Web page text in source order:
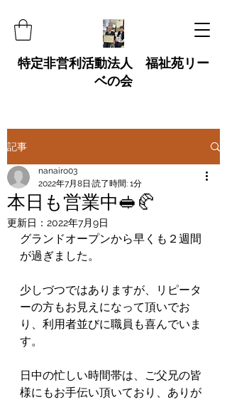
特定非営利活動法人 福祉苑リー
ベの会
記事
本日も営業中🥪🥐
nanairo03
2022年7月8日 読了時間: 1分
更新日： 2022年7月9日
グランドオープンから早くも２週間
が過ぎました。
少しづつではありますが、リピータ
ーの方もお見えになって頂いでお
り、利用者並びに職員も喜んでいま
す。
日中の忙しい時間帯は、ご父兄の皆
様にもお手伝い頂いており、ありが